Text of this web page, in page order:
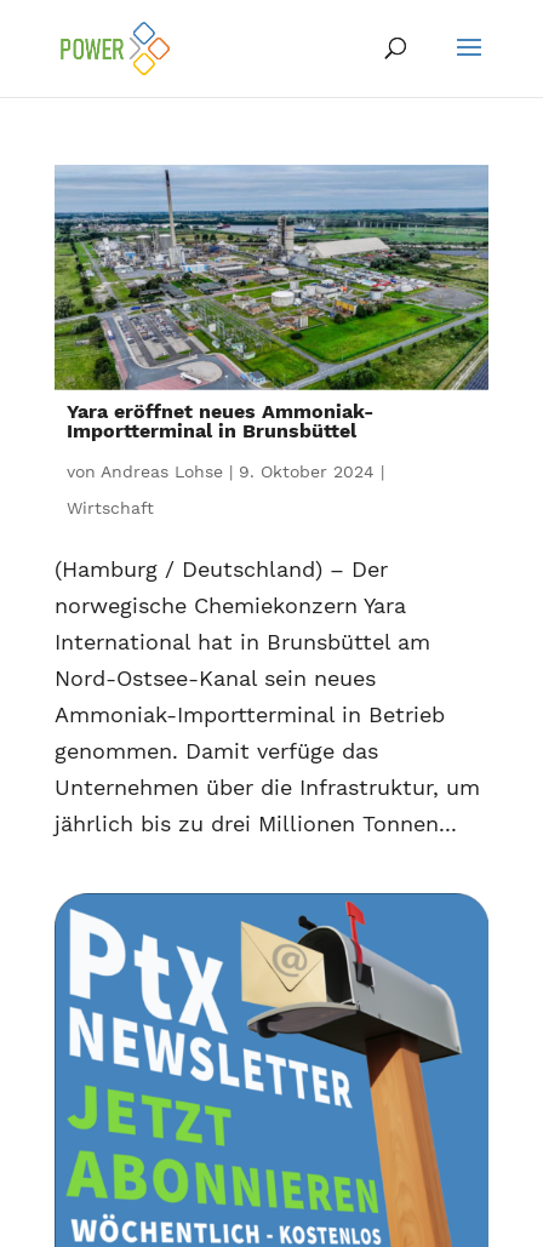
Yara eröffnet neues Ammoniak-
Importterminal in Brunsbüttel
von Andreas Lohse| 9. Oktober 2024 |
Wirtschaft
(Hamburg / Deutschland) – Der
norwegische Chemiekonzern Yara
International hat in Brunsbüttel am
Nord-Ostsee-Kanal sein neues
Ammoniak-Importterminal in Betrieb
genommen. Damit verfüge das
Unternehmen über die Infrastruktur, um
jährlich bis zu drei Millionen Tonnen...